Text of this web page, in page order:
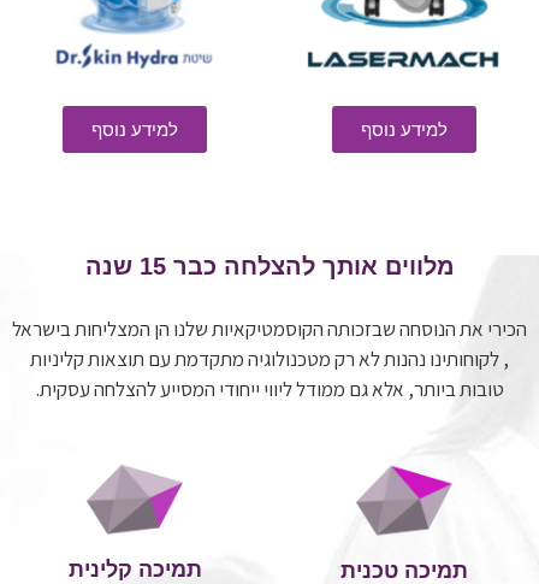
למידע נוסף למידע נוסף
מלווים אותך להצלחה כבר 15 שנה
הכירי את הנוסחה שבזכותה הקוסמטיקאיות שלנו הן המצליחות בישראל
, לקוחותינו נהנות לא רק מטכנולוגיה מתקדמת עם תוצאות קליניות
טובות ביותר, אלא גם ממודל ליווי ייחודי המסייע להצלחה עסקית.
תמיכה טכנית תמיכה קלינית